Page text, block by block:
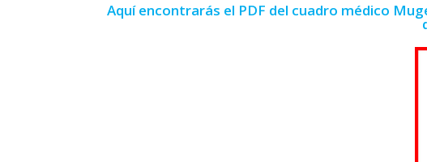
Aquí encontrarás el PDF del cuadro médico